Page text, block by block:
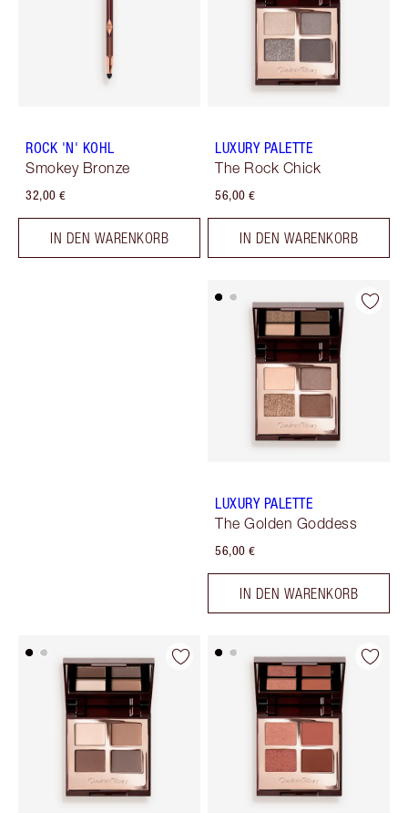
ROCK 'N' KOHL
Smokey Bronze
32,00 €
IN DEN WARENKORB
LUXURY PALETTE
The Rock Chick
56,00 €
IN DEN WARENKORB
LUXURY PALETTE
The Golden Goddess
56,00 €
IN DEN WARENKORB